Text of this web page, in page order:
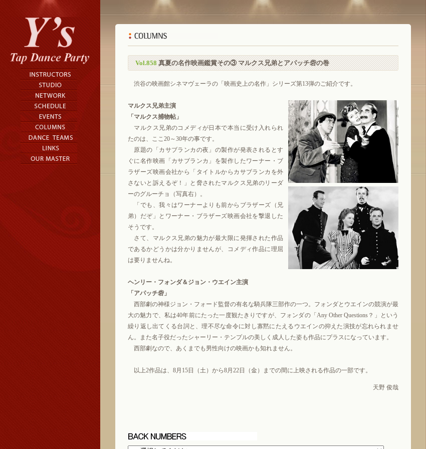
Vol.858真夏の名作映画鑑賞その③ マルクス兄弟とアパッチ砦の巻
渋谷の映画館シネマヴェーラの「映画史上の名作」シリーズ第13弾のご紹介です。
マルクス兄弟主演
「マルクス捕物帖」
マルクス兄弟のコメディが日本で本当に受け入れられ
たのは、ここ20～30年の事です。
原題の「カサブランカの夜」の製作が発表されるとす
ぐに名作映画「カサブランカ」を製作したワーナー・ブ
ラザーズ映画会社から「タイトルからカサブランカを外
さないと訴えるぞ！」と脅されたマルクス兄弟のリーダ
ーのグルーチョ（写真右）。
「でも、我々はワーナーよりも前からブラザーズ（兄
弟）だぞ」とワーナー・ブラザーズ映画会社を撃退した
そうです。
さて、マルクス兄弟の魅力が最大限に発揮された作品
であるかどうかは分かりませんが、コメディ作品に理屈
は要りませんね。
ヘンリー・フォンダ＆ジョン・ウエイン主演
「アパッチ砦」
西部劇の神様ジョン・フォード監督の有名な騎兵隊三部作の一つ。フォンダとウエインの競演が最
大の魅力で、私は40年前にたった一度観たきりですが、フォンダの「Any Other Questions？」という
繰り返し出てくる台詞と、理不尽な命令に対し寡黙にたえるウエインの抑えた演技が忘れられませ
ん。また名子役だったシャーリー・テンプルの美しく成人した姿も作品にプラスになっています。
西部劇なので、あくまでも男性向けの映画かも知れません。
以上2作品は、8月15日（土）から8月22日（金）までの間に上映される作品の一部です。
天野 俊哉